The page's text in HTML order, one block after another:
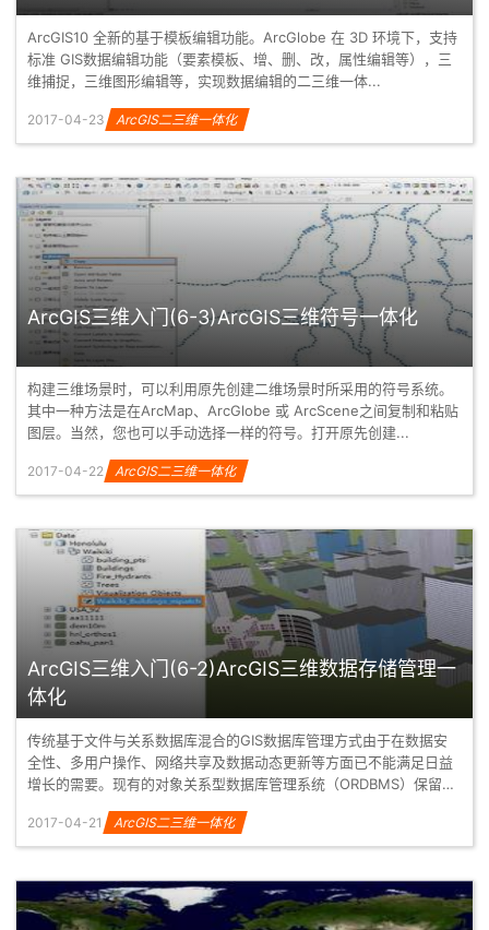
ArcGIS10 全新的基于模板编辑功能。ArcGlobe 在 3D 环境下，支持
标准 GIS数据编辑功能（要素模板、增、删、改，属性编辑等），三
维捕捉，三维图形编辑等，实现数据编辑的二三维一体...
2017-04-23 ArcGIS二三维一体化
ArcGIS三维入门(6-3)ArcGIS三维符号一体化
构建三维场景时，可以利用原先创建二维场景时所采用的符号系统。
其中一种方法是在ArcMap、ArcGlobe 或 ArcScene之间复制和粘贴
图层。当然，您也可以手动选择一样的符号。打开原先创建...
2017-04-22 ArcGIS二三维一体化
ArcGIS三维入门(6-2)ArcGIS三维数据存储管理一
体化
传统基于文件与关系数据库混合的GIS数据库管理方式由于在数据安
全性、多用户操作、网络共享及数据动态更新等方面已不能满足日益
增长的需要。现有的对象关系型数据库管理系统（ORDBMS）保留关
2017-04-21 ArcGIS二三维一体化